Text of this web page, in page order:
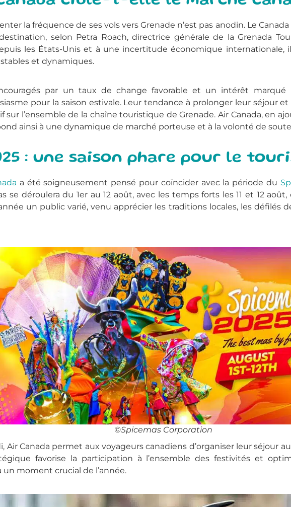
la fréquence de ses vols vers Grenade n’est pas anodin. Le
selon Petra Roach, directrice générale de la Grenada
les États-Unis et à une incertitude économique internationale,
et dynamiques.
par un taux de change favorable et un intérêt
pour la saison estivale. Leur tendance à prolonger leur séjour et
l’ensemble de la chaîne touristique de Grenade. Air Canada, en
ainsi à une dynamique de marché porteuse et à la volonté de
: une saison phare pour le
a été soigneusement pensé pour coïncider avec la période du
se déroulera du 1er au 12 août, avec les temps forts les 11 et 12
un public varié, venu apprécier les traditions locales, les défilés
©️Spicemas Corporation
Air Canada permet aux voyageurs canadiens d’organiser leur séjour
favorise la participation à l’ensemble des festivités et
moment crucial de l’année.